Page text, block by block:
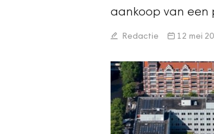
aankoop van een
Redactie 12 mei